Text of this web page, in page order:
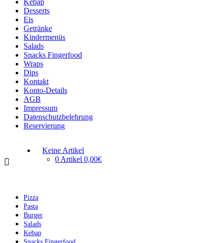
Kebap
Desserts
Eis
Getränke
Kindermenüs
Salads
Snacks Fingerfood
Wraps
Dips
Kontakt
Konto-Details
AGB
Impressum
Datenschutzbelehrung
Reservierung
Keine Artikel
0 Artikel 0,00€
Pizza
Pasta
Burger
Salads
Kebap